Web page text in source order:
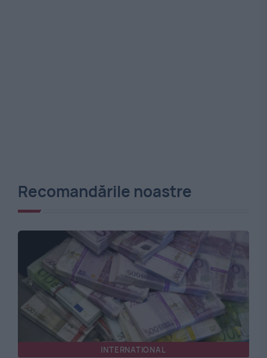
Recomandările noastre
INTERNATIONAL